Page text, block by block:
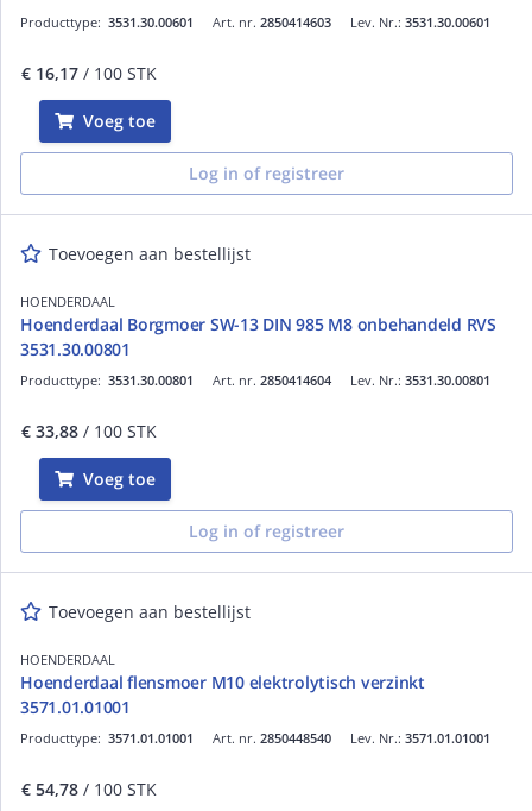
Art. nr. 2850414603
Producttype: 3531.30.00601 Lev. Nr.: 3531.30.00601
€ 16,17 / 100 STK
Voeg toe
Log in of registreer
Toevoegen aan bestellijst
HOENDERDAAL
Hoenderdaal Borgmoer SW-13 DIN 985 M8 onbehandeld RVS
3531.30.00801
Art. nr. 2850414604
Producttype: 3531.30.00801 Lev. Nr.: 3531.30.00801
€ 33,88 / 100 STK
Voeg toe
Log in of registreer
Toevoegen aan bestellijst
HOENDERDAAL
Hoenderdaal flensmoer M10 elektrolytisch verzinkt
3571.01.01001
Art. nr. 2850448540
Producttype: 3571.01.01001 Lev. Nr.: 3571.01.01001
€ 54,78 / 100 STK